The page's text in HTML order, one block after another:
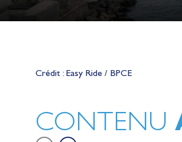
Crédit : Easy Ride / BPCE
CONTENU
sur le plan d'eau des